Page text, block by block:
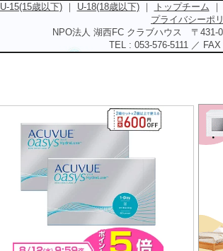
U-15(15歳以下)｜ U-18(18歳以下)｜ トップチーム ｜
プライバシーポ
NPO法人 湖西FC クラブハウス 〒431-
TEL : 053-576-5111 ／